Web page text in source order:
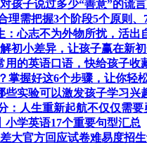
孩子说过多少“善意”的谎
理需把握3个阶段5个原则、
：心志不为外物所扰，活出
初小差异，让孩子赢在新
用的英语口语，快给孩子收
掌握好这6个步骤，让你轻
些实验可以激发孩子学习兴
：人生重新起航不仅仅需要
小学英语17个重要句型汇总
大官方回应试卷难易度招